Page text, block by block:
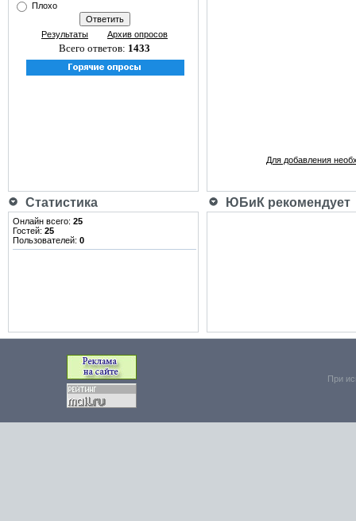
Плохо
Результаты Архив опросов
Всего ответов: 1433
Для добавления
Статистика ЮБиК рекомендует
Онлайн всего: 25
Гостей: 25
Пользователей: 0
При